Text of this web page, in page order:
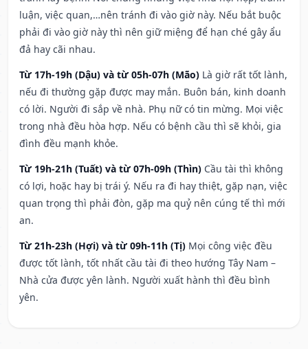
luận, việc quan,…nên tránh đi vào giờ này. Nếu bắt buộc
phải đi vào giờ này thì nên giữ miệng để hạn ché gây ẩu
đả hay cãi nhau.
Từ 17h-19h (Dậu) và từ 05h-07h (Mão) Là giờ rất tốt lành,
nếu đi thường gặp được may mắn. Buôn bán, kinh doanh
có lời. Người đi sắp về nhà. Phụ nữ có tin mừng. Mọi việc
trong nhà đều hòa hợp. Nếu có bệnh cầu thì sẽ khỏi, gia
đình đều mạnh khỏe.
Từ 19h-21h (Tuất) và từ 07h-09h (Thìn) Cầu tài thì không
có lợi, hoặc hay bị trái ý. Nếu ra đi hay thiệt, gặp nạn, việc
quan trọng thì phải đòn, gặp ma quỷ nên cúng tế thì mới
an.
Từ 21h-23h (Hợi) và từ 09h-11h (Tị) Mọi công việc đều
được tốt lành, tốt nhất cầu tài đi theo hướng Tây Nam –
Nhà cửa được yên lành. Người xuất hành thì đều bình
yên.